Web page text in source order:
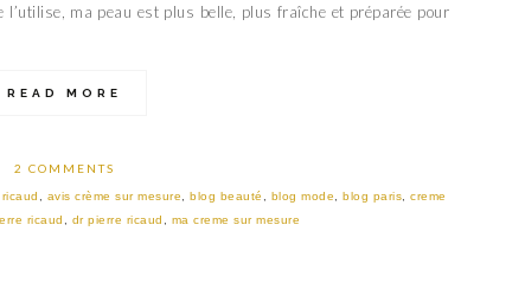
ma peau est plus belle, plus fraîche et préparée pour
READ MORE
2 COMMENTS
avis crème sur mesure ,blog beauté blog mode ,blog paris ,creme
ricaud dr pierre ricaud ma creme sur mesure